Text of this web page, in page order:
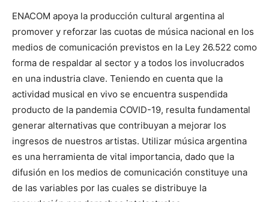
ENACOM apoya la producción cultural argentina al
promover y reforzar las cuotas de música nacional en los
medios de comunicación previstos en la Ley 26.522 como
forma de respaldar al sector y a todos los involucrados
en una industria clave. Teniendo en cuenta que la
actividad musical en vivo se encuentra suspendida
producto de la pandemia COVID-19, resulta fundamental
generar alternativas que contribuyan a mejorar los
ingresos de nuestros artistas. Utilizar música argentina
es una herramienta de vital importancia, dado que la
difusión en los medios de comunicación constituye una
de las variables por las cuales se distribuye la